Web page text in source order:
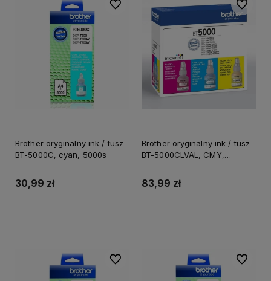
Brother oryginalny ink / tusz
BT-5000C, cyan, 5000s
30,99 zł
Do ulubionych
Brother oryginalny ink / tusz
BT-5000CLVAL, CMY,
83,99 zł
Do
Do ulubionych Do